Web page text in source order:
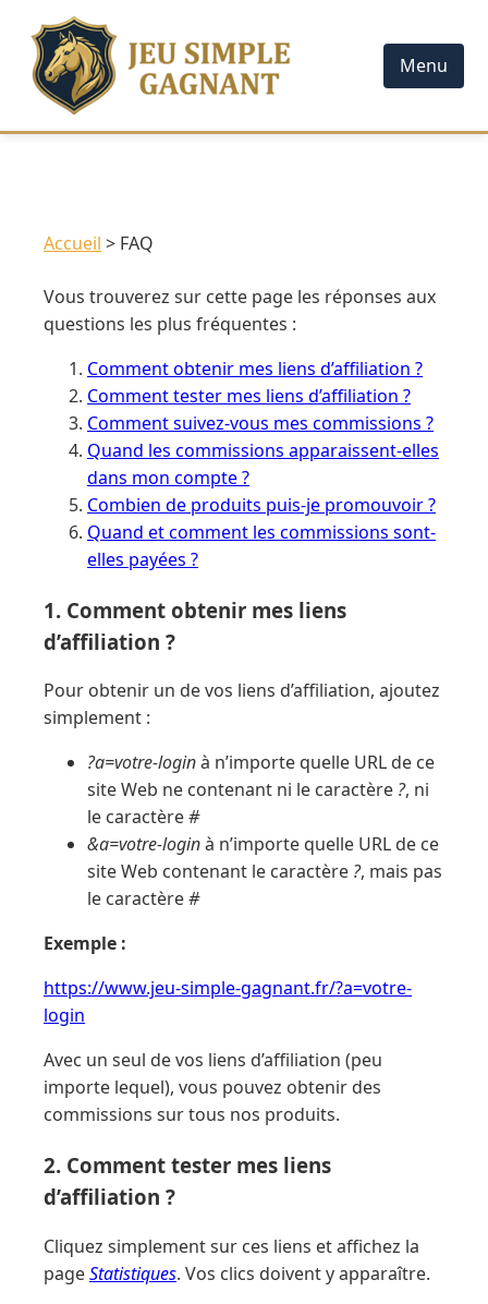
Menu
Accueil FAQ
Vous trouverez sur cette page les réponses aux
questions les plus fréquentes :
Comment obtenir mes liens d’affiliation ?
Comment tester mes liens d’affiliation ?
Comment suivez-vous mes commissions ?
Quand les commissions apparaissent-elles
dans mon compte ?
Combien de produits puis-je promouvoir ?
Quand et comment les commissions sont-
elles payées ?
1. Comment obtenir mes liens
d’affiliation ?
Pour obtenir un de vos liens d’affiliation, ajoutez
simplement :
?a=votre-loginà n’importe quelle URL de ce
site Web ne contenant ni le caractère ?, ni
le caractère#
&a=votre-loginà n’importe quelle URL de ce
site Web contenant le caractère ?, mais pas
le caractère#
Exemple :
https://www.jeu-simple-gagnant.fr/?a=votre-
login
Avec un seul de vos liens d’affiliation (peu
importe lequel), vous pouvez obtenir des
commissions sur tous nos produits.
2. Comment tester mes liens
d’affiliation ?
Cliquez simplement sur ces liens et affichez la
pageStatistiques. Vos clics doivent y apparaître.